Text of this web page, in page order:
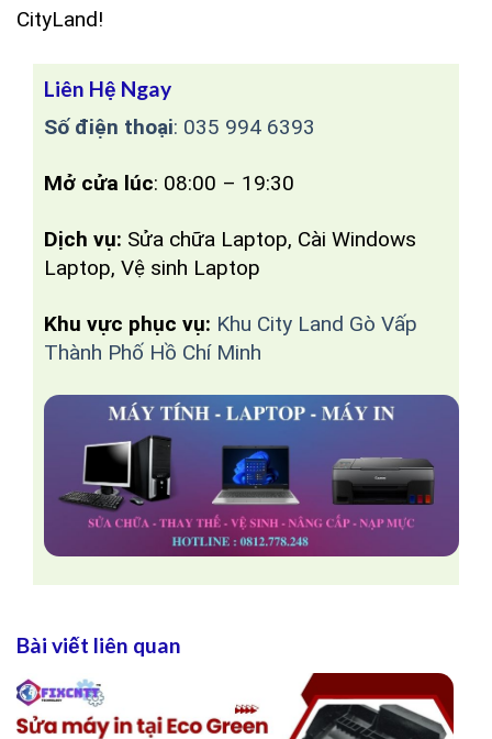
CityLand!
Liên Hệ Ngay
Số điện thoại: 035 994 6393
Mở cửa lúc: 08:00 – 19:30
Dịch vụ: Sửa chữa Laptop, Cài Windows
Laptop, Vệ sinh Laptop
Khu vực phục vụ: Khu City Land Gò Vấp
Thành Phố Hồ Chí Minh
Bài viết liên quan